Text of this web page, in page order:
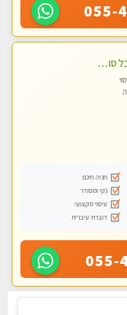
055-
חדשה בהוד- השרון -כל סוגי העיסויים מעסה מקצועית ואיכותית פרטי!!!מומלץ לחלוטין!! אירוח ברמה אחרת ...
חניה חינם
נקי ומסודר
עיסוי מקצועי
דוברת עיברית
055-